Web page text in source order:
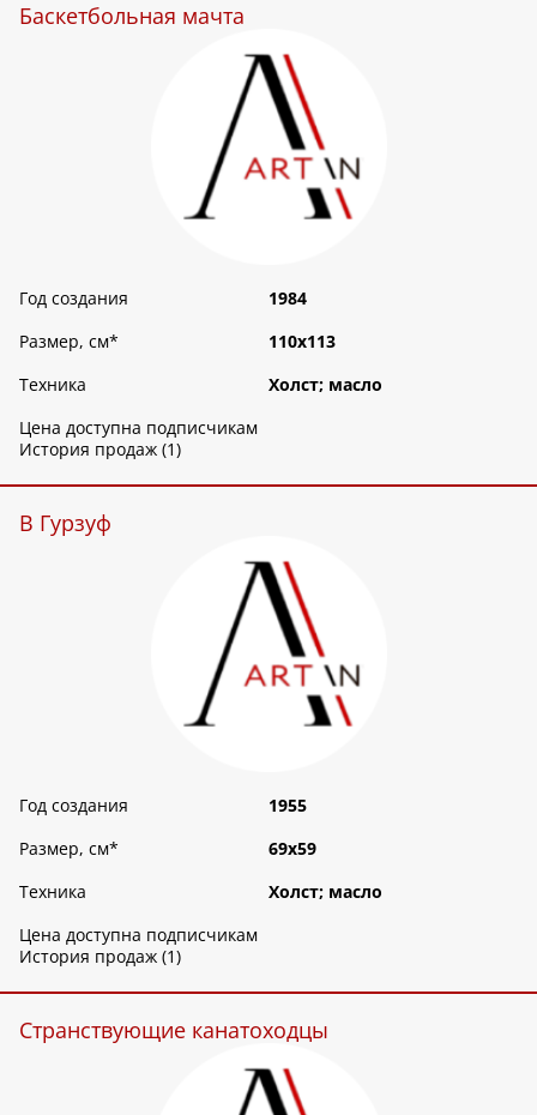
Баскетбольная мачта
Год создания
1984
Размер, см*
110х113
Техника
Холст; масло
Цена доступна подписчикам
История продаж (1)
В Гурзуф
Год создания
1955
Размер, см*
69х59
Техника
Холст; масло
Цена доступна подписчикам
История продаж (1)
Странствующие канатоходцы